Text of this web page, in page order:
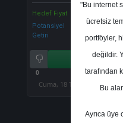
Hedef Fiyat
Potansiyel
Getiri
%0.00
0 3
Cuma, 18 Temmuz 2025
"Bu internet
ücretsiz
portföyler,
değildir.
tarafından
Bu
Ayrıca üye